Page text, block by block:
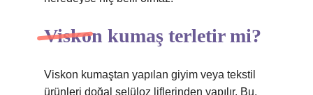
Viskon kumaş terletir mi?
Viskon kumaştan yapılan giyim veya tekstil
ürünleri doğal selüloz liflerinden yapılır. Bu,